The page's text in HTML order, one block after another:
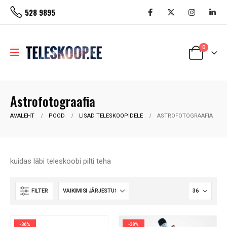
528 9895
0
Astrofotograafia
AVALEHT POOD LISAD TELESKOOPIDELE ASTROFOTOGRAAFIA
kuidas läbi teleskoobi pilti teha
FILTER
-36% -38%